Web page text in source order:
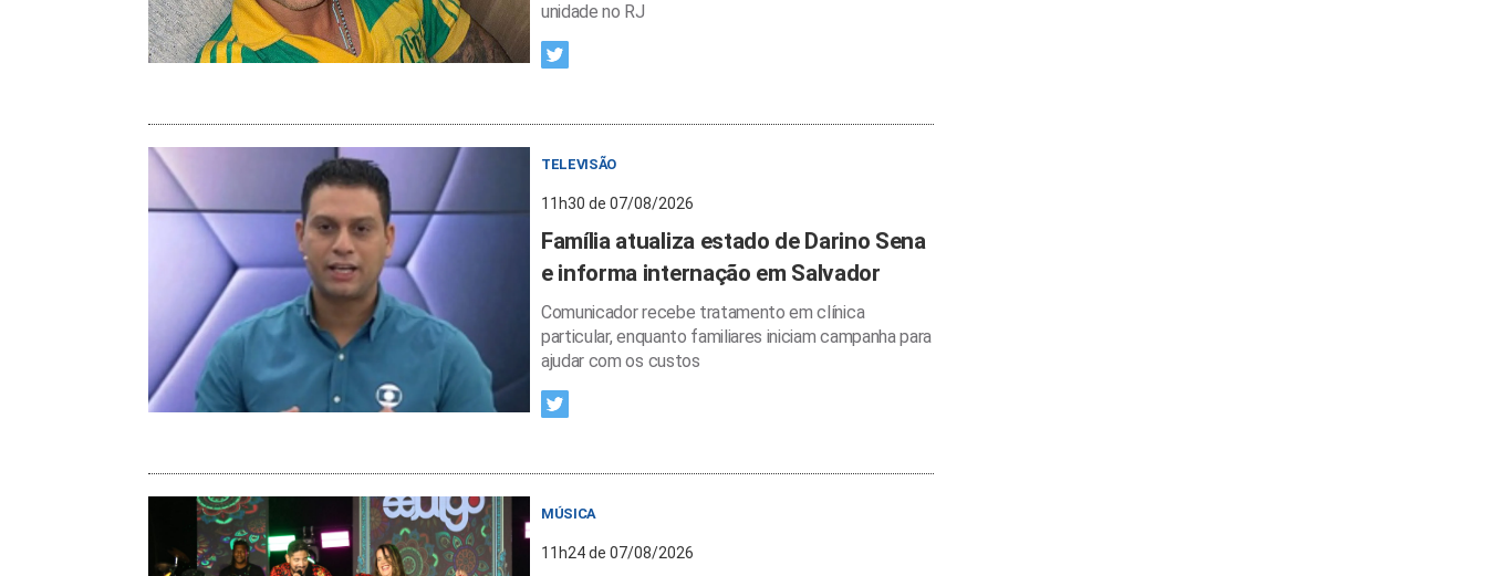
unidade no RJ
TELEVISÃO
11h30 de 07/08/2026
Família atualiza estado de Darino Sena
e informa internação em Salvador
Comunicador recebe tratamento em clínica
particular, enquanto familiares iniciam campanha para
ajudar com os custos
MÚSICA
11h24 de 07/08/2026